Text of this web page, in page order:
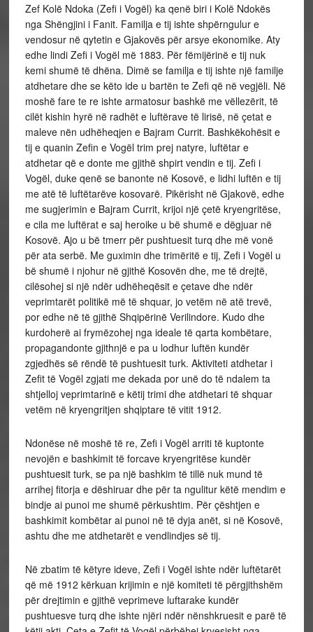
Zef Kolë Ndoka (Zefi i Vogël) ka qenë biri i Kolë Ndokës
nga Shëngjini i Fanit. Familja e tij ishte shpërngulur e
vendosur në qytetin e Gjakovës për arsye ekonomike. Aty
edhe lindi Zefi i Vogël më 1883. Për fëmijërinë e tij nuk
kemi shumë të dhëna. Dimë se familja e tij ishte një familje
atdhetare dhe se këto ide u bartën te Zefi që në vegjëli. Në
moshë fare te re ishte armatosur bashkë me vëllezërit, të
cilët kishin hyrë në radhët e luftërave të lirisë, në çetat e
maleve nën udhëheqjen e Bajram Currit. Bashkëkohësit e
tij e quanin Zefin e Vogël trim prej natyre, luftëtar e
atdhetar që e donte me gjithë shpirt vendin e tij. Zefi i
Vogël, duke qenë se banonte në Kosovë, e lidhi luftën e tij
me atë të luftëtarëve kosovarë. Pikërisht në Gjakovë, edhe
me sugjerimin e Bajram Currit, krijoi një çetë kryengritëse,
e cila me luftërat e saj heroike u bë shumë e dëgjuar në
Kosovë. Ajo u bë tmerr për pushtuesit turq dhe më vonë
për ata serbë. Me guximin dhe trimëritë e tij, Zefi i Vogël u
bë shumë i njohur në gjithë Kosovën dhe, me të drejtë,
cilësohej si një ndër udhëheqësit e çetave dhe ndër
veprimtarët politikë më të shquar, jo vetëm në atë trevë,
por edhe në të gjithë Shqipërinë Verilindore. Kudo dhe
kurdoherë ai frymëzohej nga ideale të qarta kombëtare,
propagandonte gjithnjë e pa u lodhur luftën kundër
zgjedhës së rëndë të pushtuesit turk. Aktiviteti atdhetar i
Zefit të Vogël zgjati me dekada por unë do të ndalem ta
shtjelloj veprimtarinë e këtij trimi dhe atdhetari të shquar
vetëm në kryengritjen shqiptare të vitit 1912.
Ndonëse në moshë të re, Zefi i Vogël arriti të kuptonte
nevojën e bashkimit të forcave kryengritëse kundër
pushtuesit turk, se pa një bashkim të tillë nuk mund të
arrihej fitorja e dëshiruar dhe për ta ngulitur këtë mendim e
bindje ai punoi me shumë përkushtim. Për çështjen e
bashkimit kombëtar ai punoi në të dyja anët, si në Kosovë,
ashtu dhe me atdhetarët e vendlindjes së tij.
Në zbatim të këtyre ideve, Zefi i Vogël ishte ndër luftëtarët
që më 1912 kërkuan krijimin e një komiteti të përgjithshëm
për drejtimin e gjithë veprimeve luftarake kundër
pushtuesve turq dhe ishte njëri ndër nënshkruesit e parë të